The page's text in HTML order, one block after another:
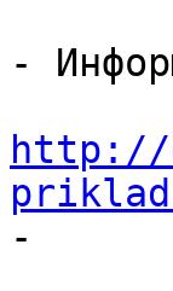
-
http://
-